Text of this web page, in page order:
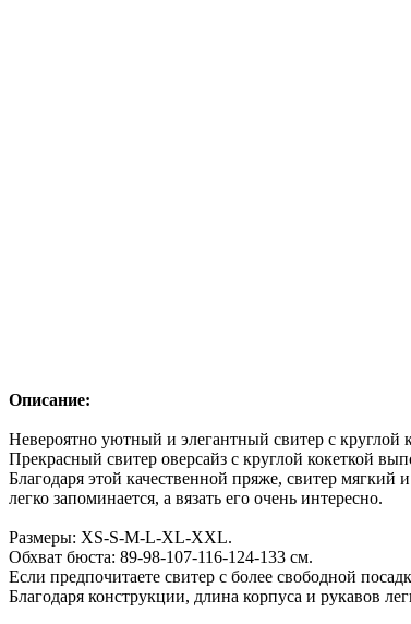
Описание:
Невероятно уютный и элегантный свитер с круглой
Прекрасный свитер оверсайз с круглой кокеткой
Благодаря этой качественной пряже, свитер
легко запоминается, а вязать его очень интересно.
Размеры: XS-S-M-L-XL-XXL.
Обхват бюста: 89-98-107-116-124-133 см.
Если предпочитаете свитер с более свободной
Благодаря конструкции, длина корпуса и рукавов